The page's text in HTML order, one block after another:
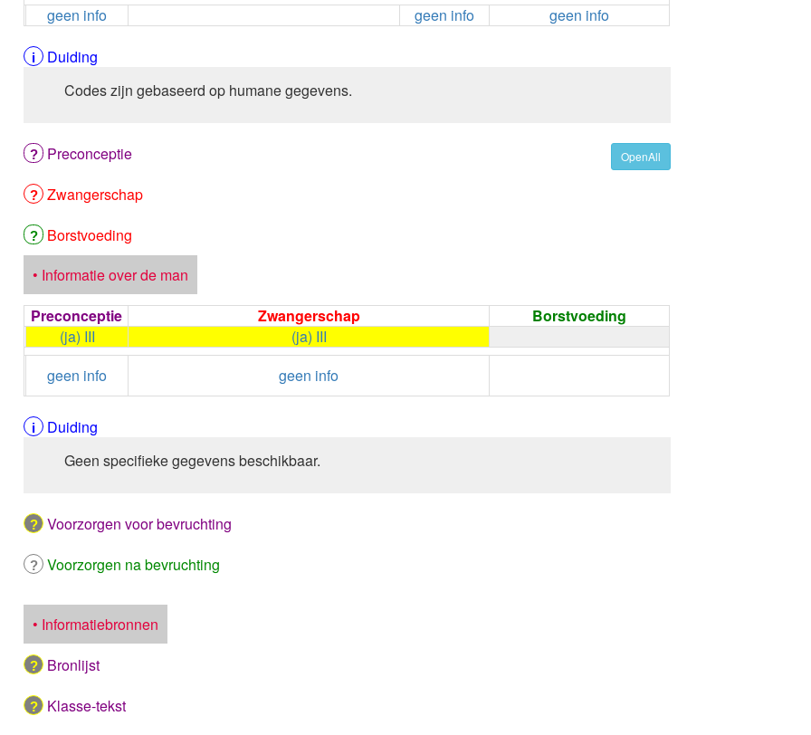
geen info
geen info
geen info
Duiding
Codes zijn gebaseerd op humane gegevens.
OpenAll
Preconceptie
Zwangerschap
Borstvoeding
• Informatie over de man
Preconceptie
Zwangerschap
Borstvoeding
(ja) III
(ja) III
geen info
geen info
Duiding
Geen specifieke gegevens beschikbaar.
Voorzorgen voor bevruchting
Voorzorgen na bevruchting
• Informatiebronnen
Bronlijst
Klasse-tekst